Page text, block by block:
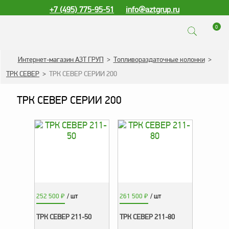
+7 (495) 775-95-51 info@aztgrup.ru
0
КАТАЛОГ ПРОДУКЦИИ
Топливораздаточные
колонки
Зарядные станции
Запасные части к ТРК
Электронное
Интернет-магазин АЗТ ГРУП > Топливораздаточные колонки >
ТРК СЕВЕР > ТРК СЕВЕР СЕРИИ 200
ТРК СЕВЕР СЕРИИ 200
252 500 ₽ / шт
ТРК СЕВЕР 211-50
261 500 ₽ / шт
ТРК СЕВЕР 211-80